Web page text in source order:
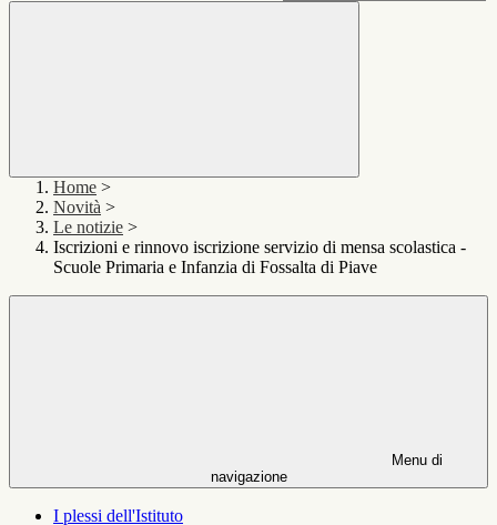
Home >
Novità >
Le notizie >
Iscrizioni e rinnovo iscrizione servizio di mensa scolastica -
Scuole Primaria e Infanzia di Fossalta di Piave
Menu di
navigazione
I plessi dell'Istituto